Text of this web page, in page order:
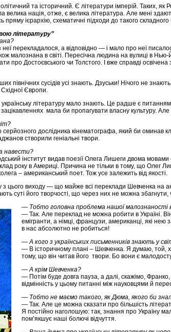
та історичний. Є літератури імперій. Таких, як
велика нація, отже, є велика література. Але мені
пряму ієрархію, схематичні підходи до такого
літературу”
перекладалося, а відповідно — і мало про неї
малознана в світі. Пересічна людина на вулиці в
про Достоєвського чи Толстого. І вже справді
північних сусідів усі знають. Дзуськи! Нічого не
Східної Європи.
літературу мало знають. Це радше є питанням
зацікавленнях мала би пропагувати власну культуру.
дослідника кінематографа, який би оминав
створили геніальні твори.
навести?
інститут видав поезії Олега Лишеги двома мовами
року в Америці. Причина не тільки в тому, що Олег
– американський поет. Тож усе залежить від якості.
цього виходу — що майже всі переклади Шевченка на
суті його творчості, що через них не можна
— Тобто головна проблема нашої малознаності в
— Так. Але переклад не можна робити в Україні.
емігранти, а німці, французи, американці, які нею
в нас абсолютно не робиться!
— А кого з українських письменників знають у
— В історичному плані – Шевченка. Я думаю, той,
тому, що він читав його твори. Бо вони є
— А крім Шевченка?
— Потім буде довга пауза, а далі, скажімо,
відмінність у цьому питанні між науковцями й
— Тобто не маємо такого, як Дюма, якого би
— Так. Але це можна сказати про більшість
Я постійно наголошую: так, знання про Україну
пом’якшує наші болючі відчуття.